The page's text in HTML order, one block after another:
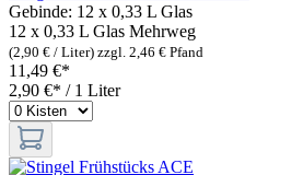
Gebinde: 12 x 0,33 L Glas
12 x 0,33 L Glas Mehrweg
(2,90 € / Liter) zzgl. 2,46 € Pfand
11,49 €*
2,90 €* / 1 Liter